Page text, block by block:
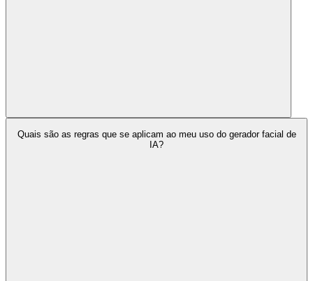
Quais são as regras que se aplicam ao meu uso do gerador facial de
IA?